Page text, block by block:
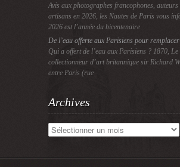
Avis aux photographes francophones, auteurs
artisans en 2026, les Nautes de Paris vous
2026 est l’année du bicentenaire
De l’eau offerte aux Parisiens pour
Qui a offert de l’eau aux Parisiens ? 1870, Le
collectionneur d’art britannique sir Richard
entre Paris (rue
Archives
Archives